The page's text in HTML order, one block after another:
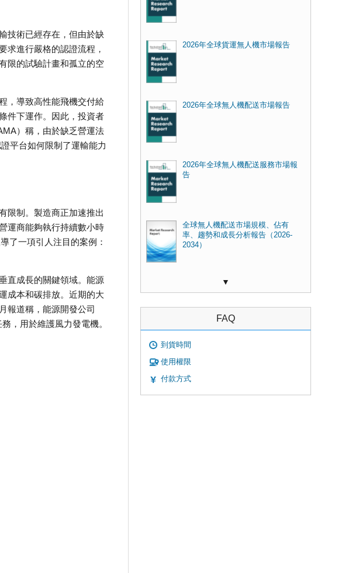
技術已經存在，但由於缺
求進行嚴格的認證流程，
限的試驗計畫和孤立的空
，導致高性能飛機交付給
件下運作。因此，投資者
）稱，由於缺乏營運法
平台如何限制了運輸能力
限制。製造商正加速推出
運商能夠執行持續數小時
了一項引人注目的案例：
直成長的關鍵領域。能源
成本和碳排放。近期的大
報道稱，能源開發公司
，用於維護風力發電機。
2026年全球貨運無人機市場報告
2026年全球無人機配送市場報告
2026年全球無人機配送服務市場報
告
全球無人機配送市場規模、佔有
率、趨勢和成長分析報告（2026-
2034）
▼
FAQ
到貨時間
使用權限
付款方式